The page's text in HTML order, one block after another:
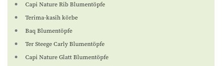
Capi Nature Rib Blumentöpfe
Terima-kasih körbe
Baq Blumentöpfe
Ter Steege Carly Blumentöpfe
Capi Nature Glatt Blumentöpfe